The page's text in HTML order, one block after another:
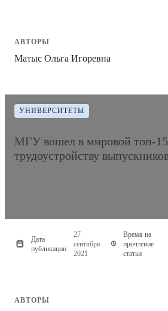
АВТОРЫ
Матыс Ольга Игоревна
УНИВЕРСИТЕТЫ
МГУ вошел в мировой топ-
трудоустройству
Дата
публикации
27
сентября
2021
Время на
прочтение
статьи
АВТОРЫ